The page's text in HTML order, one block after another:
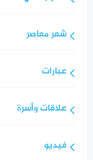
شعر معاصر
عبارات
علاقات وأسرة
فيديو